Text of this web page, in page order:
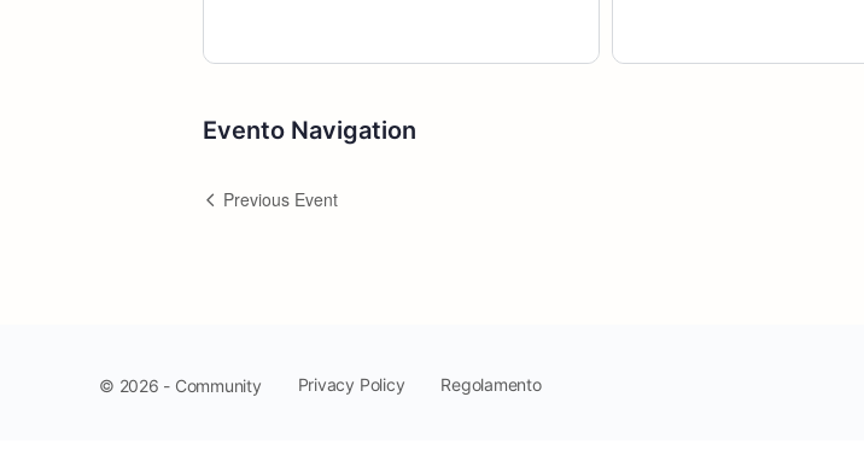
Evento Navigation
Previous Event
© 2026 - Community Privacy Policy Regolamento